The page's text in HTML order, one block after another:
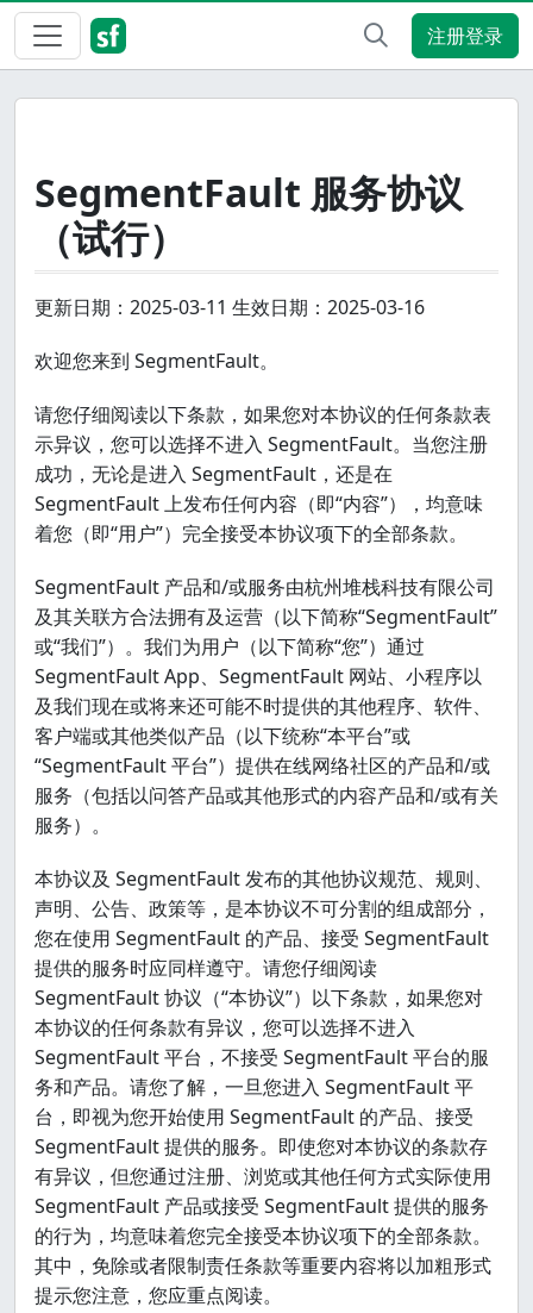
注册登录
SegmentFault 服务协议
（试行）
更新日期：2025-03-11 生效日期：2025-03-16
欢迎您来到 SegmentFault。
请您仔细阅读以下条款，如果您对本协议的任何条款表
示异议，您可以选择不进入 SegmentFault。当您注册
成功，无论是进入 SegmentFault，还是在
SegmentFault 上发布任何内容（即“内容”），均意味
着您（即“用户”）完全接受本协议项下的全部条款。
SegmentFault 产品和/或服务由杭州堆栈科技有限公司
及其关联方合法拥有及运营（以下简称“SegmentFault”
或“我们”）。我们为用户（以下简称“您”）通过
SegmentFault App、SegmentFault 网站、小程序以
及我们现在或将来还可能不时提供的其他程序、软件、
客户端或其他类似产品（以下统称“本平台”或
“SegmentFault 平台”）提供在线网络社区的产品和/或
服务（包括以问答产品或其他形式的内容产品和/或有关
服务）。
本协议及 SegmentFault 发布的其他协议规范、规则、
声明、公告、政策等，是本协议不可分割的组成部分，
您在使用 SegmentFault 的产品、接受 SegmentFault
提供的服务时应同样遵守。请您仔细阅读
SegmentFault 协议（“本协议”）以下条款，如果您对
本协议的任何条款有异议，您可以选择不进入
SegmentFault 平台，不接受 SegmentFault 平台的服
务和产品。请您了解，一旦您进入 SegmentFault 平
台，即视为您开始使用 SegmentFault 的产品、接受
SegmentFault 提供的服务。即使您对本协议的条款存
有异议，但您通过注册、浏览或其他任何方式实际使用
SegmentFault 产品或接受 SegmentFault 提供的服务
的行为，均意味着您完全接受本协议项下的全部条款。
其中，免除或者限制责任条款等重要内容将以加粗形式
提示您注意，您应重点阅读。